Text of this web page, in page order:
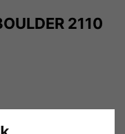
2110